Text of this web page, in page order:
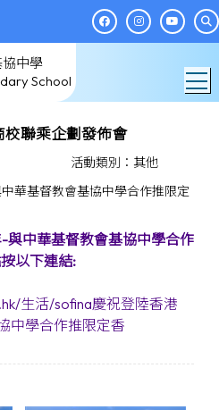
中學
School
校聯乘企劃發佈會
活動類別：其他
華基督教會基協中學合作推限定
與中華基督教會基協中學合作
以下連結:
生活/sofina慶祝登陸香港
中學合作推限定香